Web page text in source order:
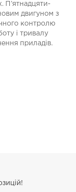
П’ятнадцяти-
двигуном з
контролю
і тривалу
приладів.